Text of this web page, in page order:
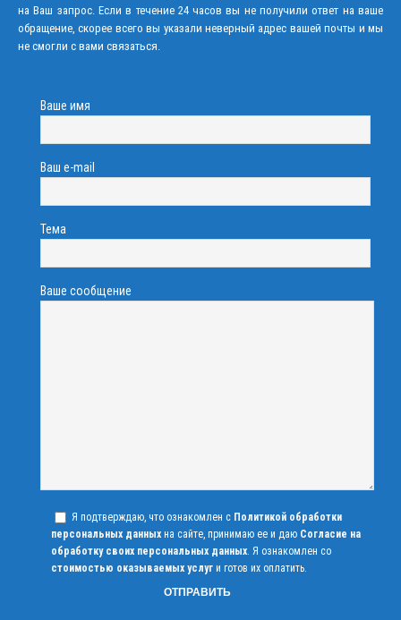
на Ваш запрос. Если в течение 24 часов вы не получили ответ на ваше
обращение, скорее всего вы указали неверный адрес вашей почты и мы
не смогли с вами связаться.
Ваше имя
Ваш e-mail
Тема
Ваше сообщение
Я подтверждаю, что ознакомлен с Политикой обработки
персональных данных на сайте, принимаю ее и даю Согласие на
обработку своих персональных данных. Я ознакомлен со
стоимостью оказываемых услуг и готов их оплатить.